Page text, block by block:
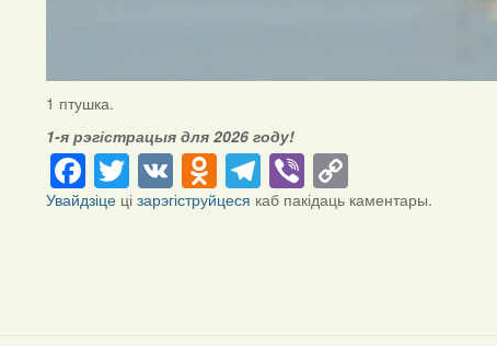
1 птушка.
1-я рэгістрацыя для 2026 году!
Facebook
Twitter
VKOdnoklassniki
Telegram
Viber
Link
Увайдзіце цізарэгіструйцеся каб пакідаць каментары.